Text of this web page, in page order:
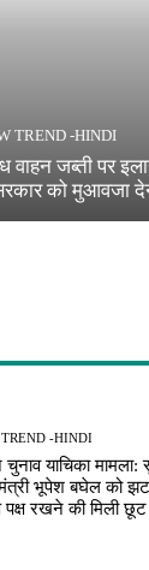
TREND -HINDI
जब्ती पर
को मुआवजा
-HINDI
चुनाव याचिका मामला:
भूपेश बघेल को
पक्ष रखने की मिली छूट